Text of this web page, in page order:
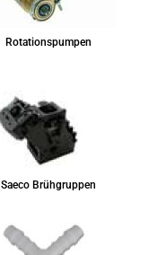
Rotationspumpen
Saeco Brühgruppen